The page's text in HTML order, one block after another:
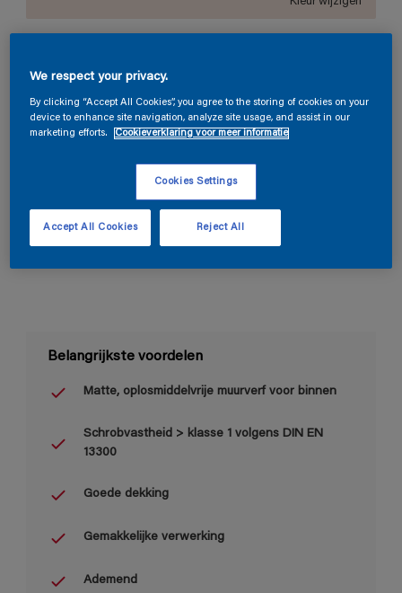
1 L
2,5 L
Aantal Verfcalculator
Vind een winkel
Belangrijkste voordelen
Matte, oplosmiddelvrije muurverf voor binnen
Schrobvastheid > klasse 1 volgens DIN EN
13300
Goede dekking
Gemakkelijke verwerking
Ademend
We respect your privacy.
By clicking “Accept All Cookies”, you agree to the storing of cookies on your
device to enhance site navigation, analyze site usage, and assist in our
marketing efforts.
Cookieverklaring voor meer informatie
Cookies Settings
Reject All
Accept All Cookies